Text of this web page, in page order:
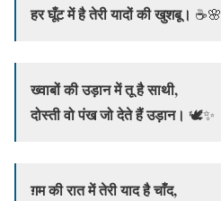
हर घूँट में है तेरी यादों की खुशबू। ☕🌸
ख्वाबों की उड़ान में तू है साथी,
दोस्ती वो पंख जो देते हैं उड़ान। 🕊️✨
ग़म की रात में तेरी याद है चाँद,